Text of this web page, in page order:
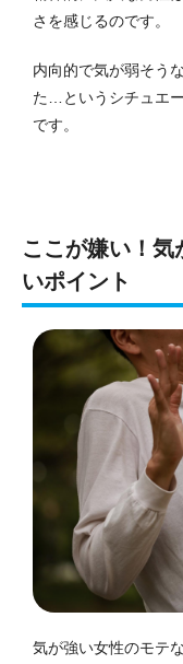
さを感じるのです。
内向的で気が弱そう
た…というシチュエ
です。
ここが嫌い！
いポイント
気が強い女性のモテ